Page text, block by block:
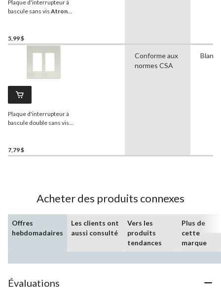
Plaque d'interrupteur à
bascule sans vis Atron
blanc
5,99 $
Plaque d'interrupteur à
bascule double sans vis
blanc
7,79 $
Conforme aux
normes CSA
Blanc
Acheter des produits connexes
Offres
hebdomadaires
Les clients ont
aussi consulté
Vers les
produits
tendances
Plus de
cette
marque
Évaluations